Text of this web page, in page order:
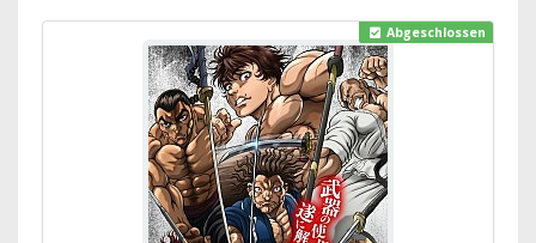
Abgeschlossen